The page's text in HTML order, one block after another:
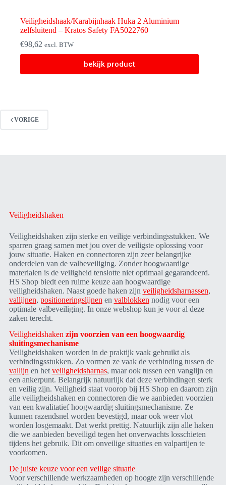
Veiligheidshaak/Karabijnhaak Huka 2 Aluminium
zelfsluitend – Kratos Safety FA5022760
€98,62 excl. BTW
bekijk product
VORIGE
Veiligheidshaken
Veiligheidshaken zijn sterke en veilige verbindingsstukken. We
sparren graag samen met jou over de veiligste oplossing voor
jouw situatie. Haken en connectoren zijn zeer belangrijke
onderdelen van de valbeveiliging. Zonder hoogwaardige
materialen is de veiligheid tenslotte niet optimaal gegarandeerd.
HS Shop biedt een ruime keuze aan hoogwaardige
veiligheidshaken. Naast goede haken zijn veiligheidsharnassen,
vallijnen, positioneringslijnen en valblokken nodig voor een
optimale valbeveiliging. In onze webshop kun je voor al deze
zaken terecht.
Veiligheidshaken zijn voorzien van een hoogwaardig
sluitingsmechanisme
Veiligheidshaken worden in de praktijk vaak gebruikt als
verbindingsstukken. Zo vormen ze vaak de verbinding tussen de
vallijn en het veiligheidsharnas, maar ook tussen een vanglijn en
een ankerpunt. Belangrijk natuurlijk dat deze verbindingen sterk
en veilig zijn. Veiligheid staat voorop bij HS Shop en daarom zijn
alle veiligheidshaken en connectoren die we aanbieden voorzien
van een kwalitatief hoogwaardig sluitingsmechanisme. Ze
kunnen razendsnel worden bevestigd, maar ook weer vlot
worden losgemaakt. Dat werkt prettig. Natuurlijk zijn alle haken
die we aanbieden beveiligd tegen het onverwachts losschieten
tijdens het gebruik. Dit om onveilige situaties en valpartijen te
voorkomen.
De juiste keuze voor een veilige situatie
Voor verschillende werkzaamheden op hoogte zijn verschillende